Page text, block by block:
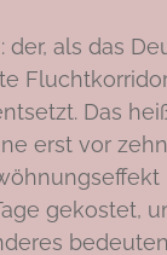
als das
Das
erst vor
gekostet,